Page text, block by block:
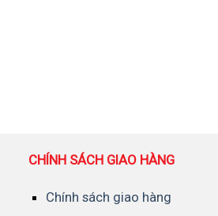
CHÍNH SÁCH GIAO HÀNG
Chính sách giao hàng